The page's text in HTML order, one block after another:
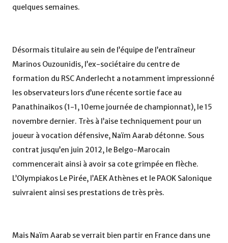
quelques semaines.
Désormais titulaire au sein de l’équipe de l’entraîneur
Marinos Ouzounidis, l’ex-sociétaire du centre de
formation du RSC Anderlecht a notamment impressionné
les observateurs lors d’une récente sortie face au
Panathinaikos (1-1, 10eme journée de championnat), le 15
novembre dernier. Très à l’aise techniquement pour un
joueur à vocation défensive, Naïm Aarab détonne. Sous
contrat jusqu’en juin 2012, le Belgo-Marocain
commencerait ainsi à avoir sa cote grimpée en flèche.
L’Olympiakos Le Pirée, l’AEK Athènes et le PAOK Salonique
suivraient ainsi ses prestations de très près.
Mais Naïm Aarab se verrait bien partir en France dans une